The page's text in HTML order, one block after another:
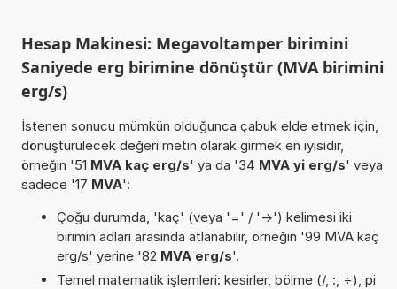
Hesap Makinesi: Megavoltamper birimini
Saniyede erg birimine dönüştür (MVA birimini
erg/s)
İstenen sonucu mümkün olduğunca çabuk elde etmek için,
dönüştürülecek değeri metin olarak girmek en iyisidir,
örneğin '51 MVA kaç erg/s' ya da '34 MVA yi erg/s' veya
sadece '17 MVA':
Çoğu durumda, 'kaç' (veya '=' / '->') kelimesi iki
birimin adları arasında atlanabilir, örneğin '99 MVA kaç
erg/s' yerine '82 MVA erg/s'.
Temel matematik işlemleri: kesirler, bölme (/, :, ÷), pi